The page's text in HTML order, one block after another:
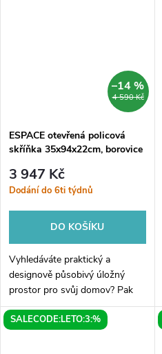
4 590 Kč
–14 %
ESPACE otevřená policová
skříňka 35x94x22cm, borovice
3 947 Kč
Dodání do 6ti týdnů
DO KOŠÍKU
Vyhledáváte praktický a
designově působivý úložný
prostor pro svůj domov? Pak
byste si určitě měli všimnout
našeho produktu - ESPACE
SALECODE:LETO:3:%